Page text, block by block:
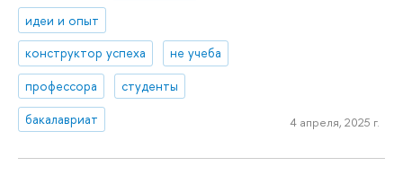
идеи и опыт
конструктор успеха
не учеба
профессора
студенты
бакалавриат
4 апреля, 2025 г.